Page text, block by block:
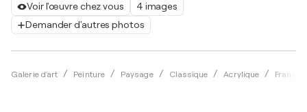
Voir l'œuvre chez vous
4 images
Demander d'autres photos
Galerie d'art Peinture Paysage Classique Acrylique